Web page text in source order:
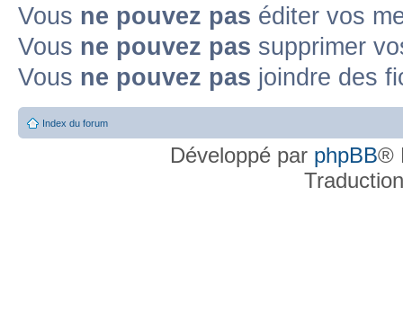
Vous ne pouvez pas éditer vos
Vous ne pouvez pas supprimer
Vous ne pouvez pas joindre des
Index du forum
Développé par phpBB®